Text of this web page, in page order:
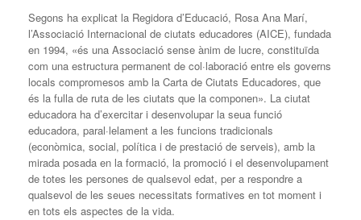
Segons ha explicat la Regidora d’Educació, Rosa Ana Marí,
l’Associació Internacional de ciutats educadores (AICE), fundada
en 1994, «és una Associació sense ànim de lucre, constituïda
com una estructura permanent de col·laboració entre els governs
locals compromesos amb la Carta de Ciutats Educadores, que
és la fulla de ruta de les ciutats que la componen». La ciutat
educadora ha d’exercitar i desenvolupar la seua funció
educadora, paral·lelament a les funcions tradicionals
(econòmica, social, política i de prestació de serveis), amb la
mirada posada en la formació, la promoció i el desenvolupament
de totes les persones de qualsevol edat, per a respondre a
qualsevol de les seues necessitats formatives en tot moment i
en tots els aspectes de la vida.